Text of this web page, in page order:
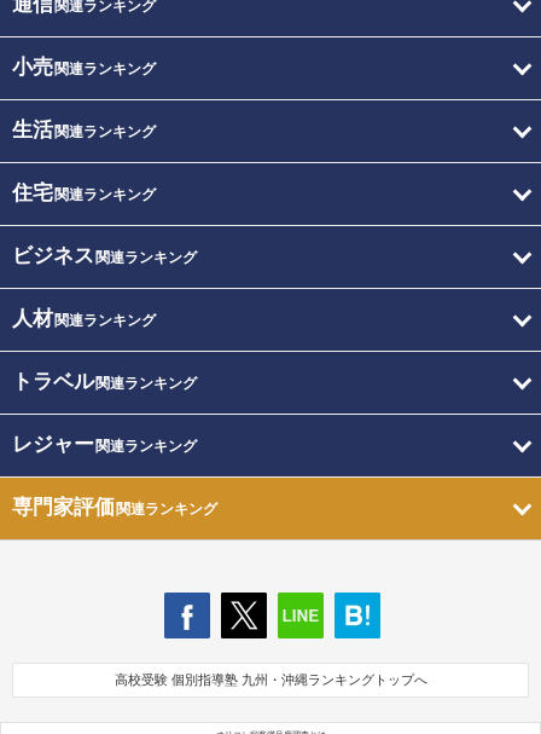
関連ランキング
小売関連ランキング
生活関連ランキング
住宅関連ランキング
ビジネス 関連ランキング
人材関連ランキング
トラベル関連ランキング
レジャー関連ランキング
専門家評価関連ランキング
高校受験 個別指導塾 九州・沖縄ランキングトップへ